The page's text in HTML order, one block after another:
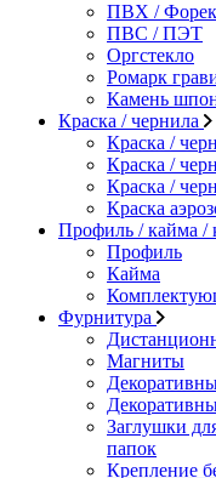
ПВХ /
ПВС / ПЭТ
Оргстекло
Ромарк
Камень
Краска / чернила
Краска /
Краска /
Краска /
Краска
Профиль / кайма /
Профиль
Кайма
Фурнитура
Магниты
Заглушки
папок
Крепление